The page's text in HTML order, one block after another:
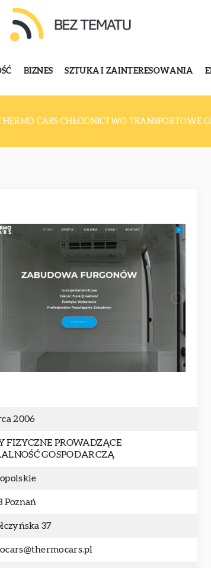
BIZNES SZTUKA I ZAINTERESOWANIA
CARS CHŁODNICTWO TRANSPORTOWE
2006
FIZYCZNE PROWADZĄCE
GOSPODARCZĄ
Poznań
37